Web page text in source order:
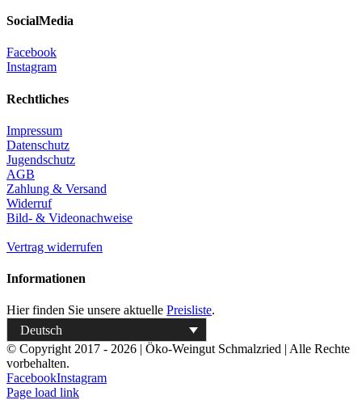
SocialMedia
Facebook
Instagram
Rechtliches
Impressum
Datenschutz
Jugendschutz
AGB
Zahlung & Versand
Widerruf
Bild- & Videonachweise
Vertrag widerrufen
Informationen
Hier finden Sie unsere aktuelle Preisliste.
Deutsch
© Copyright 2017 - 2026 | Öko-Weingut Schmalzried | Alle Rechte
vorbehalten.
FacebookInstagram
Page load link